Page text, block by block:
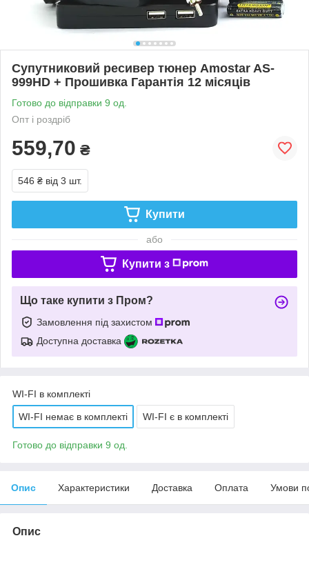
Супутниковий ресивер тюнер Amostar AS-
999HD + Прошивка Гарантія 12 місяців
Готово до відправки 9 од.
Опт і роздріб
559,70 ₴
546 ₴ від 3 шт.
Купити
або
Купити з
Що таке купити з Пром?
Замовлення під захистом
Доступна доставка
WI-FI в комплекті
WI-FI немає в комплекті WI-FI є в комплекті
Готово до відправки 9 од.
Опис Характеристики Доставка Оплата Умови
Опис